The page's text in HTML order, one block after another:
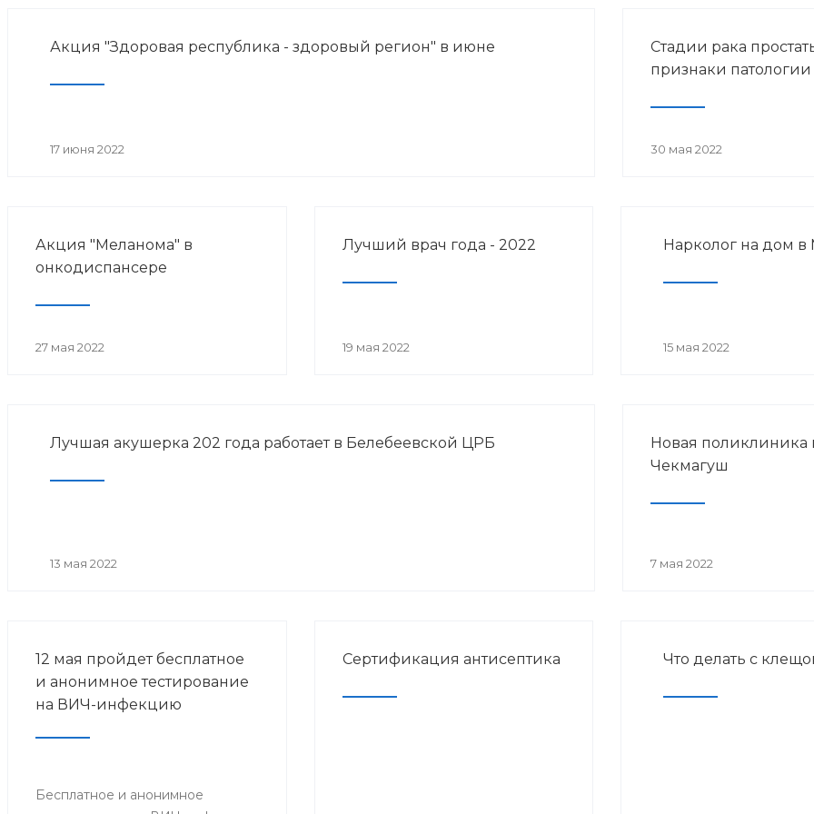
Акция "Здоровая республика - здоровый регион" в июне
17 июня 2022
Стадии рака
признаки патологии
30 мая 2022
Акция "Меланома" в
онкодиспансере
27 мая 2022
Лучший врач года - 2022
19 мая 2022
Нарколог на дом
15 мая 2022
Лучшая акушерка 202 года работает в Белебеевской ЦРБ
13 мая 2022
Новая поликлиника
Чекмагуш
7 мая 2022
12 мая пройдет бесплатное
и анонимное тестирование
на ВИЧ-инфекцию
Бесплатное и анонимное
Сертификация антисептика Что делать с